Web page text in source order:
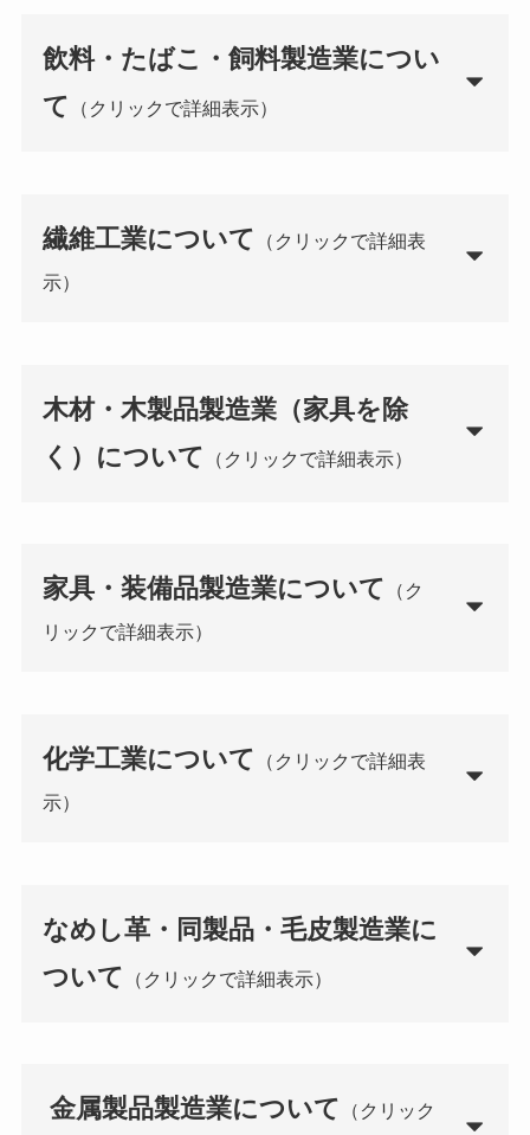
飲料・たばこ・飼料製造業につい
て
（クリックで詳細表示）
繊維工業について
（クリックで詳細表
示）
木材・木製品製造業（家具を除
く）について
（クリックで詳細表示）
家具・装備品製造業について
（ク
リックで詳細表示）
化学工業について
（クリックで詳細表
示）
なめし革・同製品・毛皮製造業に
ついて
（クリックで詳細表示）
金属製品製造業について
（クリック